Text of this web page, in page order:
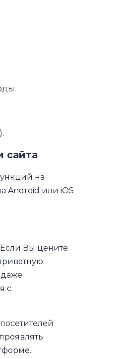
сайта
на
Android или iOS
Вы цените
даже
с